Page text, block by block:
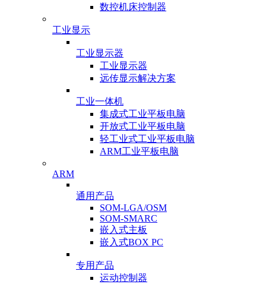
数控机床控制器
工业显示
工业显示器
工业显示器
远传显示解决方案
工业一体机
集成式工业平板电脑
开放式工业平板电脑
轻工业式工业平板电脑
ARM工业平板电脑
ARM
通用产品
SOM-LGA/OSM
SOM-SMARC
嵌入式主板
嵌入式BOX PC
专用产品
运动控制器